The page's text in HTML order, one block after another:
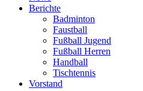
Berichte
Badminton
Faustball
Fußball Jugend
Fußball Herren
Handball
Tischtennis
Vorstand